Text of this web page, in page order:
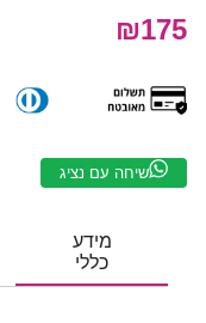
₪175
שיחה עם נציג
מידע
כללי